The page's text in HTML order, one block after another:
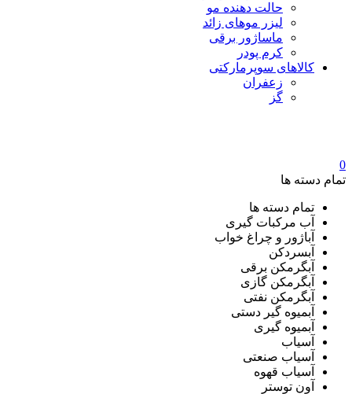
حالت دهنده مو
لیزر موهای زائد
ماساژور برقی
کرم پودر
کالاهای سوپرمارکتی
زعفران
گز
0
تمام دسته ها
تمام دسته ها
آب مرکبات گیری
آباژور و چراغ خواب
آبسردکن
آبگرمکن برقی
آبگرمکن گازی
آبگرمکن نفتی
آبمیوه گیر دستی
آبمیوه گیری
آسیاب
آسیاب صنعتی
آسیاب قهوه
آون توستر